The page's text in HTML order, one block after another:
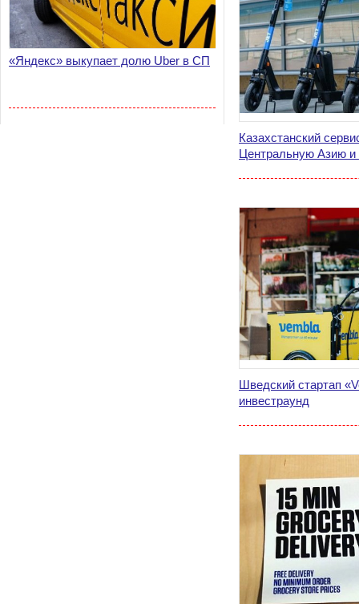
«Яндекс» выкупает долю Uber в СП
Казахстанский
Центральную Азию
Шведский стартап
инвестраунд